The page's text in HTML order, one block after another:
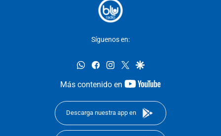
Síguenos en:
whatsappfacebookinstagram
twittergoogle
Más contenido en
youtube-
Descarga nuestra app en